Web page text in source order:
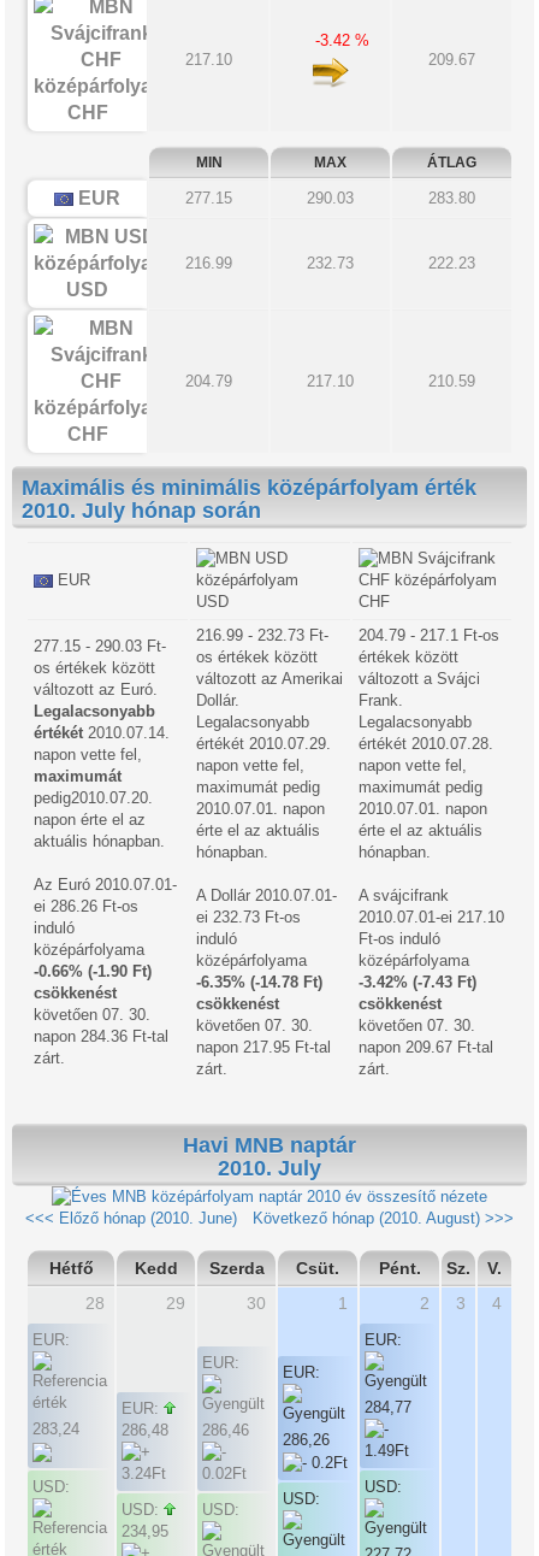
CHF
217.10
-3.42 %
209.67
MIN MAX ÁTLAG
EUR 277.15 290.03 283.80
USD
216.99 232.73 222.23
CHF
204.79 217.10 210.59
Maximális és minimális középárfolyam érték
2010. July hónap során
EUR
USD
CHF
277.15 - 290.03 Ft-
os értékek között
változott az Euró.
Legalacsonyabb
értékét 2010.07.14.
napon vette fel,
maximumát
pedig2010.07.20.
napon érte el az
aktuális hónapban.
Az Euró 2010.07.01-
ei 286.26 Ft-os
induló
középárfolyama
-0.66% (-1.90 Ft)
csökkenést
követően 07. 30.
napon 284.36 Ft-tal
zárt.
216.99 - 232.73 Ft-
os értékek között
változott az Amerikai
Dollár.
Legalacsonyabb
értékét 2010.07.29.
napon vette fel,
maximumát pedig
2010.07.01. napon
érte el az aktuális
hónapban.
A Dollár 2010.07.01-
ei 232.73 Ft-os
induló
középárfolyama
-6.35% (-14.78 Ft)
csökkenést
követően 07. 30.
napon 217.95 Ft-tal
zárt.
204.79 - 217.1 Ft-os
értékek között
változott a Svájci
Frank.
Legalacsonyabb
értékét 2010.07.28.
napon vette fel,
maximumát pedig
2010.07.01. napon
érte el az aktuális
hónapban.
A svájcifrank
2010.07.01-ei 217.10
Ft-os induló
középárfolyama
-3.42% (-7.43 Ft)
csökkenést
követően 07. 30.
napon 209.67 Ft-tal
zárt.
Havi MNB naptár
2010. July
2010 év összesítő nézete
<<< Előző hónap (2010. June)
Következő hónap (2010. August) >>>
Hétfő Kedd Szerda Csüt. Pént. Sz.
V.
28
EUR:
283,24
USD:
29
EUR:
286,48
USD:
234,95
30
EUR:
286,46
USD:
1
EUR:
286,26
USD:
2
EUR:
284,77
USD:
3 4